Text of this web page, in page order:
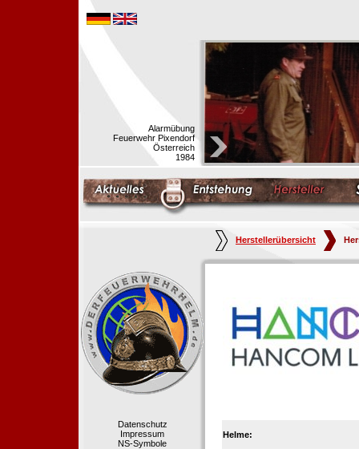
Alarmübung
Feuerwehr Pixendorf
Österreich
1984
Herstellerübersicht
Datenschutz
Impressum
NS-Symbole
Helme: